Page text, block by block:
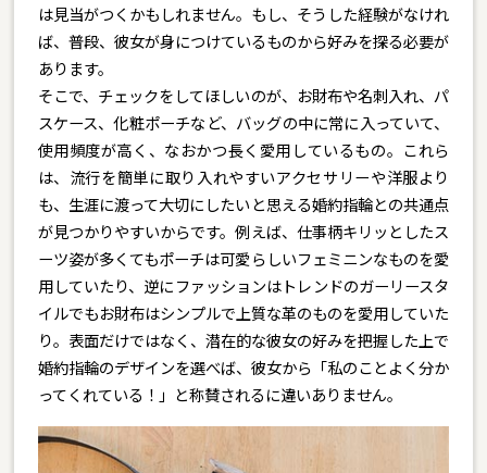
は見当がつくかもしれません。もし、そうした経験がなけれ
ば、普段、彼女が身につけているものから好みを探る必要が
あります。
そこで、チェックをしてほしいのが、お財布や名刺入れ、パ
スケース、化粧ポーチなど、バッグの中に常に入っていて、
使用頻度が高く、なおかつ長く愛用しているもの。これら
は、流行を簡単に取り入れやすいアクセサリーや洋服より
も、生涯に渡って大切にしたいと思える婚約指輪との共通点
が見つかりやすいからです。例えば、仕事柄キリッとしたス
ーツ姿が多くてもポーチは可愛らしいフェミニンなものを愛
用していたり、逆にファッションはトレンドのガーリースタ
イルでもお財布はシンプルで上質な革のものを愛用していた
り。表面だけではなく、潜在的な彼女の好みを把握した上で
婚約指輪のデザインを選べば、彼女から「私のことよく分か
ってくれている！」と称賛されるに違いありません。